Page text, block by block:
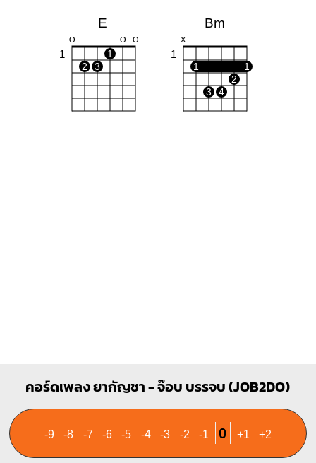
E
O O O
1
1
2
3
Bm
X
1
1
1
2
3
4
คอร์ดเพลง ยากัญชา - จ๊อบ บรรจบ (JOB2DO)
-9 -8 -7 -6 -5 -4 -3 -2 -1 0 +1 +2